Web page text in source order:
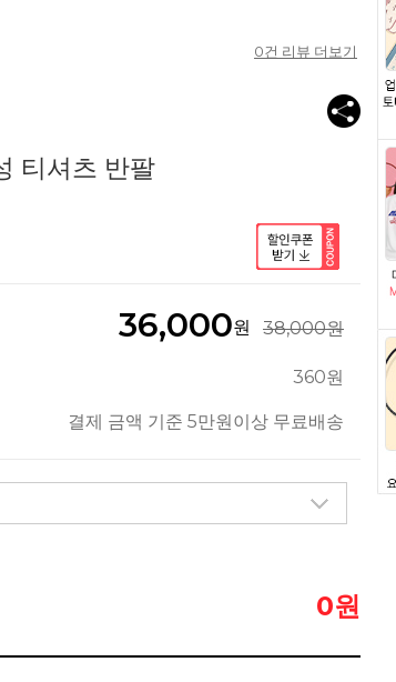
0건 리뷰 더보기
티셔츠 반팔
36,000원 38,000원
360원
결제 금액 기준 5만원이상 무료배송
0원